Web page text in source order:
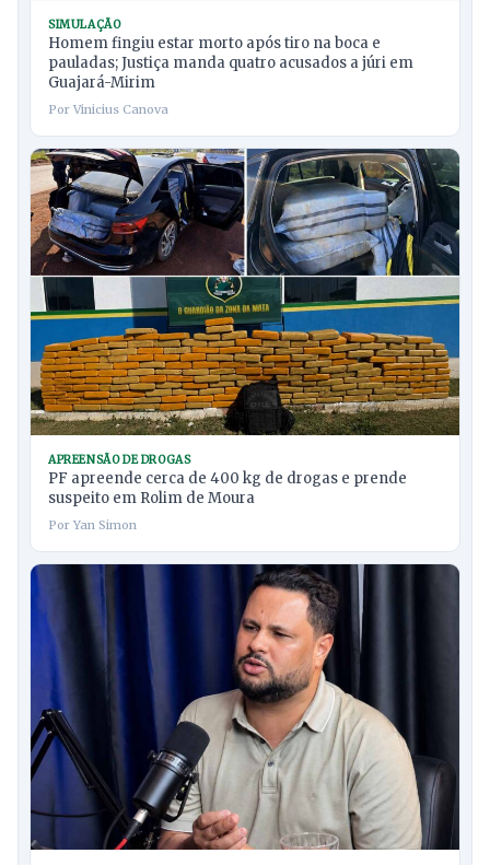
SIMULAÇÃO
Homem fingiu estar morto após tiro na boca e
pauladas; Justiça manda quatro acusados a júri em
Guajará-Mirim
Por Vinicius Canova
APREENSÃO DE DROGAS
PF apreende cerca de 400 kg de drogas e prende
suspeito em Rolim de Moura
Por Yan Simon